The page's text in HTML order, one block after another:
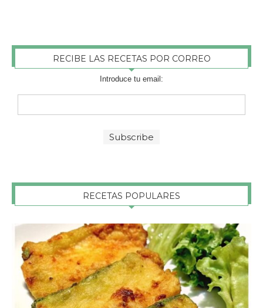
RECIBE LAS RECETAS POR CORREO
Introduce tu email:
RECETAS POPULARES